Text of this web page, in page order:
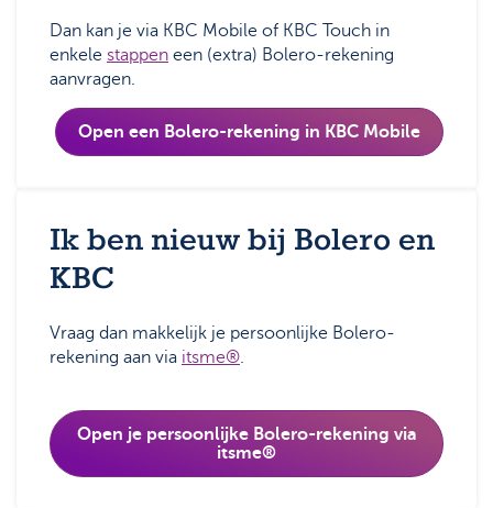
Dan kan je via KBC Mobile of KBC Touch in
enkele stappen een (extra) Bolero-rekening
aanvragen.
Open een Bolero-rekening in KBC Mobile
Ik ben nieuw bij Bolero en
KBC
Vraag dan makkelijk je persoonlijke Bolero-
rekening aan via itsme®
Open je persoonlijke Bolero-rekening via
itsme®